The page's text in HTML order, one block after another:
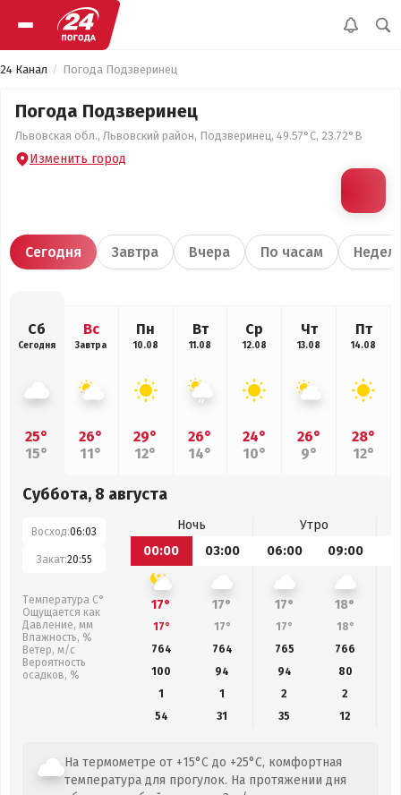
24 Канал Погода Подзверинец
Погода Подзверинец
Львовская обл., Львовский район, Подзверинец, 49.57°С, 23.72°В
Изменить город
Сегодня Завтра Вчера По часам
Сб
Сегодня
25°
15°
Вс
Завтра
26°
11°
Пн
10.08
29°
12°
Вт
11.08
26°
14°
Ср
12.08
24°
10°
Чт
13.08
26°
9°
Пт
14.08
28°
12°
Суббота, 8 августа
Восход:06:03
Закат:20:55
Температура С°
Ощущается как
Давление, мм
Влажность, %
Ветер, м/с
Вероятность
осадков, %
Ночь
Утро
00:00
03:00 06:00 09:00
17° 17° 17° 18°
17° 17° 17° 18°
764
764 765 766
100
94 94 80
1
1 2
2
54
31 35 12
На термометре от +15°C до +25°C, комфортная
температура для прогулок. На протяжении дня